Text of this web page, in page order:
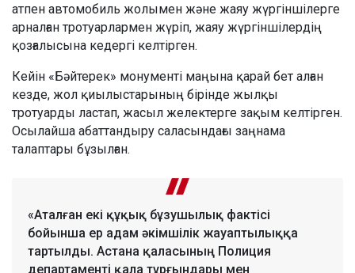
атпен автомобиль жолымен және жаяу жүргіншілерге
арналған тротуарлармен жүріп, жаяу жүргіншілердің
қозғалысына кедергі келтірген.
Кейін «Бәйтерек» монументі маңына қарай бет алған
кезде, жол қиылыстарының бірінде жылқы
тротуарды ластап, жасыл желектерге зақым келтірген.
Осылайша абаттандыру саласындағы заңнама
талаптары бұзылған.
«Аталған екі құқық бұзушылық фактісі
бойынша ер адам әкімшілік жауаптылыққа
тартылды. Астана қаласының Полиция
департаменті қала тұрғындары мен